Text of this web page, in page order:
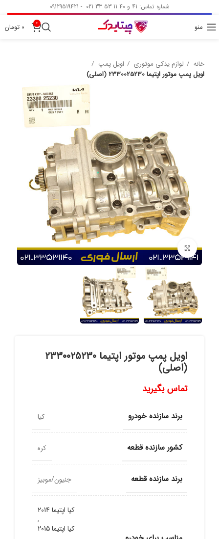
شماره تماس: 41 و 40 11 53 33 021 - 09129519421
منو 0
0 تومان
خانه لوازم یدکی موتوری
اویل پمپ
اویل پمپ موتور اپتیما 2330025230 (اصلی)
برای بزرگنمایی کلیک کنید
اویل پمپ موتور اپتیما 2330025230
(اصلی)
تماس بگیرید
برند سازنده خودرو کیا
کشور سازنده قطعه کره
برند سازنده قطعه جنیون/موبیز
کیا اپتیما 2014
,
کیا اپتیما 2015